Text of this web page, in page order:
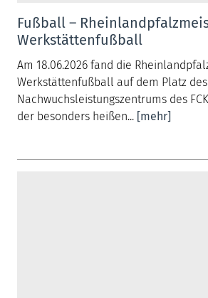
Fußball –
Werkstättenfußball
Am 18.06.2026 fand die
Werkstättenfußball auf dem Platz des
Nachwuchsleistungszentrums des
der besonders heißen... [mehr]